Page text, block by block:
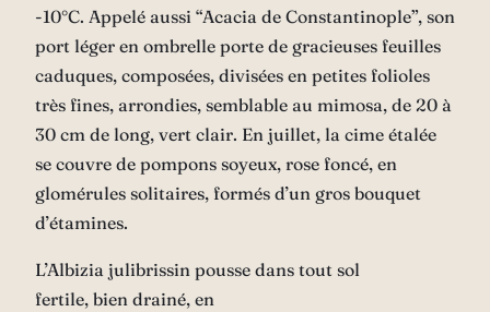
-10°C. Appelé aussi “Acacia de Constantinople”, son
port léger en ombrelle porte de gracieuses feuilles
caduques, composées, divisées en petites folioles
très fines, arrondies, semblable au mimosa, de 20 à
30 cm de long, vert clair. En juillet, la cime étalée
se couvre de pompons soyeux, rose foncé, en
glomérules solitaires, formés d’un gros bouquet
d’étamines.
L’Albizia julibrissin pousse dans tout sol
fertile, bien drainé, en